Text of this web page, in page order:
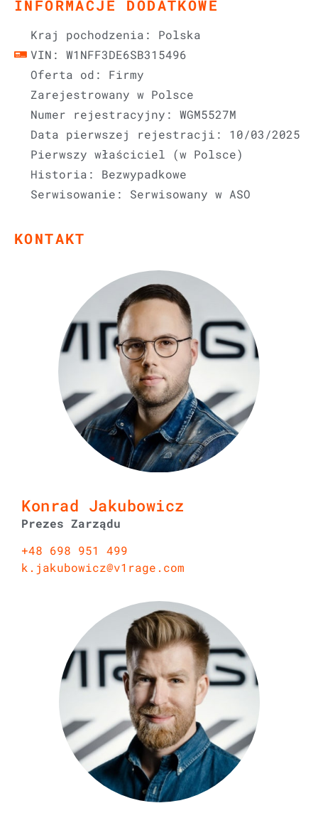
INFORMACJE DODATKOWE
Kraj pochodzenia: Polska
VIN: W1NFF3DE6SB315496
Oferta od: Firmy
Zarejestrowany w Polsce
Numer rejestracyjny: WGM5527M
Data pierwszej rejestracji: 10/03/2025
Pierwszy właściciel (w Polsce)
Historia: Bezwypadkowe
Serwisowanie: Serwisowany w ASO
KONTAKT
Konrad Jakubowicz
Prezes Zarządu
+48 698 951 499
k.jakubowicz@v1rage.com